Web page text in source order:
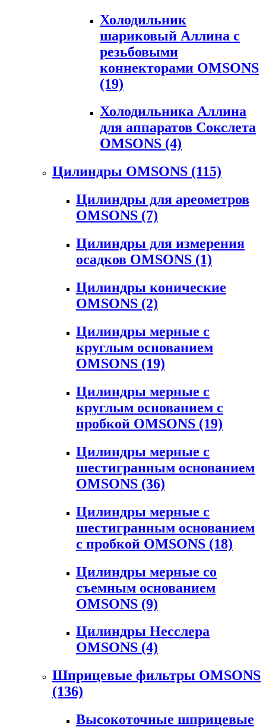
Холодильник
шариковый Аллина с
резьбовыми
коннекторами OMSONS
(19)
Холодильника Аллина
для аппаратов Сокслета
OMSONS (4)
Цилиндры OMSONS (115)
Цилиндры для ареометров
OMSONS (7)
Цилиндры для измерения
осадков OMSONS (1)
Цилиндры конические
OMSONS (2)
Цилиндры мерные с
круглым основанием
OMSONS (19)
Цилиндры мерные с
круглым основанием с
пробкой OMSONS (19)
Цилиндры мерные с
шестигранным основанием
OMSONS (36)
Цилиндры мерные с
шестигранным основанием
с пробкой OMSONS (18)
Цилиндры мерные со
съемным основанием
OMSONS (9)
Цилиндры Несслера
OMSONS (4)
Шприцевые фильтры OMSONS
(136)
Высокоточные шприцевые